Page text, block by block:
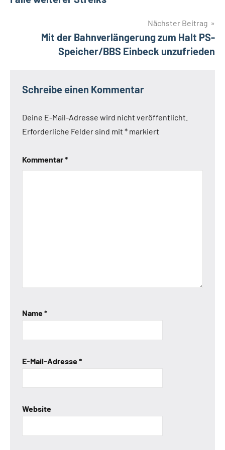
Nächster Beitrag
Mit der Bahnverlängerung zum Halt PS-
Speicher/BBS Einbeck unzufrieden
Schreibe einen Kommentar
Deine E-Mail-Adresse wird nicht veröffentlicht.
Erforderliche Felder sind mit * markiert
Kommentar*
Name*
E-Mail-Adresse*
Website